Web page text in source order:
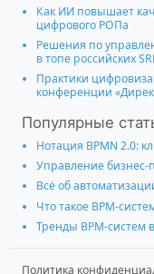
Как ИИ повышает
цифрового РОПа
Решения по
в топе российских
Практики
конференции
Популярные
Нотация BPMN 2.0:
Управление бизнес-
Всё об
Что такое BPM-
Тренды BPM-систем
Политика